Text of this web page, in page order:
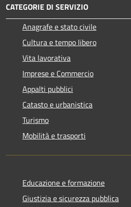
CATEGORIE DI SERVIZIO
Anagrafe e stato civile
Cultura e tempo libero
Vita lavorativa
Imprese e Commercio
Appalti pubblici
Catasto e urbanistica
Turismo
Mobilità e trasporti
Educazione e formazione
Giustizia e sicurezza pubblica